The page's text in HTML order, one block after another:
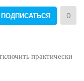
ПОДПИСАТЬСЯ 0
практически